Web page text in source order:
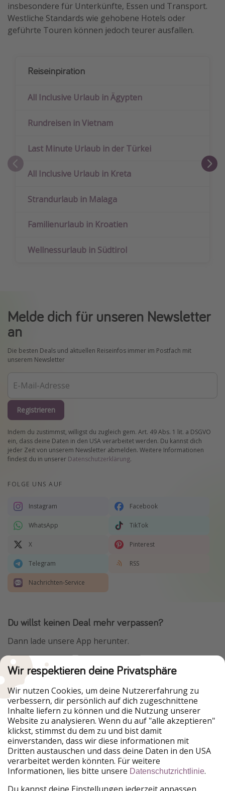
insbesondere für Unterkünfte, Essen und Transport.
Westliche Standards wie gehobene Hotels oder
geführte Touren können jedoch teurer ausfallen.
Reiseinpiration
All Inclusive Urlaub in Ägypten
Rundreisen in Vietnam
Last Minute Urlaub in der Türkei
All Inclusive Urlaub in Kreta
Strandurlaub in Malaga
Familienurlaub in Kroatien
Wellnessurlaub in Südtirol
Melde dich für unseren Newsletter
an
Die besten Deals und aktuellen Reiseinfos immer im Postfach mit
unserem Newsletter
Registrieren
Indem du zustimmst, willigst du zugleich gem. Art. 49 Abs. 1 lit. a DSGVO
ein, dass deine Daten in den USA verarbeitet werden. Du kannst dich
jeder Zeit von unserem Newsletter abmelden. Weitere Informationen
findest du in unserer Datenschutzerklärung.
FOLGE UNS AUF
Instagram Facebook
WhatsApp TikTok
X Pinterest
Telegram RSS
Nachrichten-Service
Du willst keinen Deal mehr verpassen?
Dann lade unsere App herunter.
Urlaubspiraten ist Teil der HolidayPirates Group
Unsere Märkte
PiratinViaggio
HolidayPirates
VakantiePiraten
WakacyjniPiraci
VoyagesPirates
Ferienpiraten
Urlaubspiraten
ViajerosPiratas
TravelPirates
Wir respektieren deine Privatsphäre
Wir nutzen Cookies, um deine Nutzererfahrung zu
verbessern, dir persönlich auf dich zugeschnittene
Inhalte liefern zu können und die Nutzung unserer
Website zu analysieren. Wenn du auf "alle akzeptieren"
klickst, stimmst du dem zu und bist damit
einverstanden, dass wir diese informationen mit
Dritten austauschen und dass deine Daten in den USA
verarbeitet werden könnten. Für weitere
Informationen, lies bitte unsere Datenschutzrichtlinie.